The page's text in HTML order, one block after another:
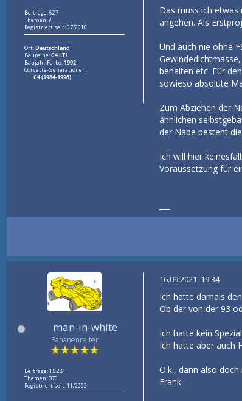
Beiträge: 627
Themen: 9
Registriert seit: 07/2010
Ort:Deutschland
Baureihe:C4 LT1
Baujahr,Farbe:1992
Corvette-Generationen:
C4 (1984-1996)
Das muss ich etwas
angehen. Als
Und auch nie ohne
behalten etc. Für
sowieso absolute
Zum Abziehen der
ähnlichen
der Nabe besteht
Ich will hier
Voraussetzung für
man-in-white
Bananenreiter
Beiträge: 15.281
Themen: 376
Registriert seit: 11/2002
16.09.2021, 19:34
Ich hatte damals
Ob der von der 93
Ich hatte kein
Ich hatte aber auch
O.k., dann also
Frank